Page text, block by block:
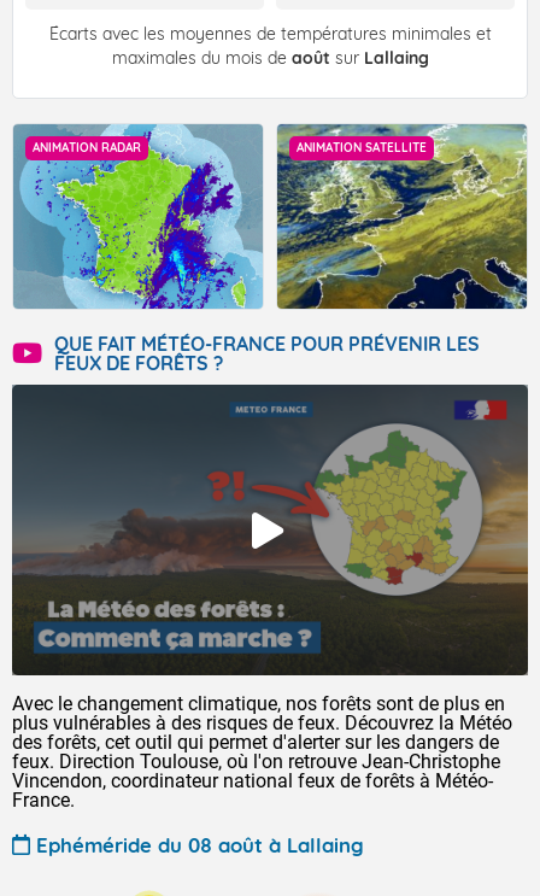
Écarts avec les moyennes de températures minimales et
maximales du mois de août sur Lallaing
ANIMATION RADAR ANIMATION SATELLITE
QUE FAIT MÉTÉO-FRANCE POUR PRÉVENIR LES
FEUX DE FORÊTS ?
Avec le changement climatique, nos forêts sont de plus en
plus vulnérables à des risques de feux. Découvrez la Météo
des forêts, cet outil qui permet d'alerter sur les dangers de
feux. Direction Toulouse, où l'on retrouve Jean-Christophe
Vincendon, coordinateur national feux de forêts à Météo-
France.
Ephéméride du 08 août à Lallaing